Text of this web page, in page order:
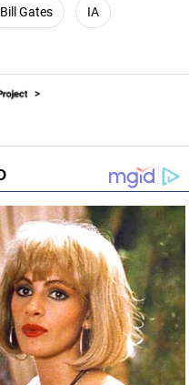
Bill Gates IA